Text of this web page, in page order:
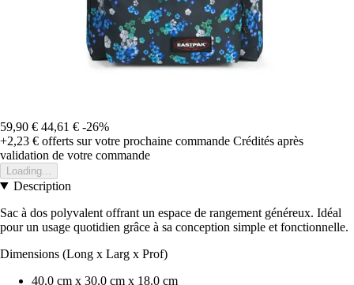
59,90 € 44,61 € -26%
+2,23 € offerts sur votre prochaine commande Crédités après
validation de votre commande
Loading...
Description
Sac à dos polyvalent offrant un espace de rangement généreux. Idéal
pour un usage quotidien grâce à sa conception simple et fonctionnelle.
Dimensions (Long x Larg x Prof)
40.0 cm x 30.0 cm x 18.0 cm